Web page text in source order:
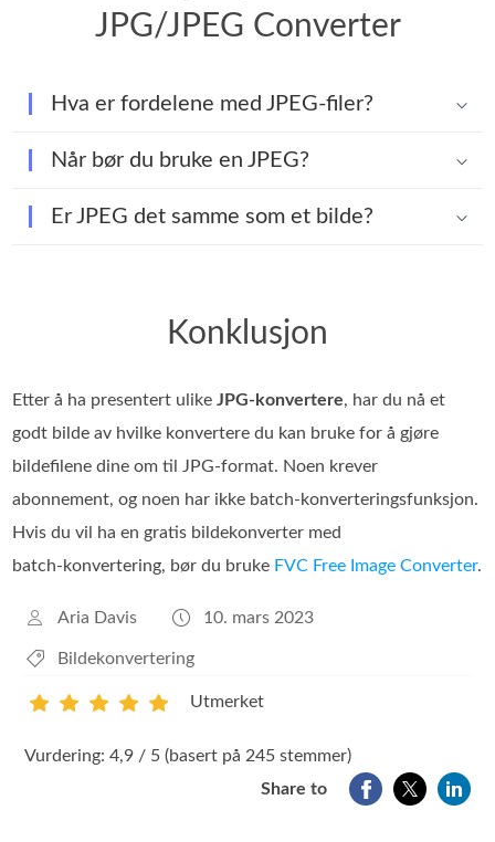
JPG/JPEG Converter
Hva er fordelene med JPEG-filer?
Når bør du bruke en JPEG?
Er JPEG det samme som et bilde?
Konklusjon
Etter å ha presentert ulikeJPG‑konvertere, har du nå et
godt bilde av hvilke konvertere du kan bruke for å gjøre
bildefilene dine om til JPG-format. Noen krever
abonnement, og noen har ikke batch‑konverteringsfunksjon.
Hvis du vil ha en gratis bildekonverter med
batch‑konvertering, bør du bruke FVC Free Image Converter.
Aria Davis 10. mars 2023
Bildekonvertering
Utmerket
Vurdering: 4,9 / 5 (basert på 245 stemmer)
Share to